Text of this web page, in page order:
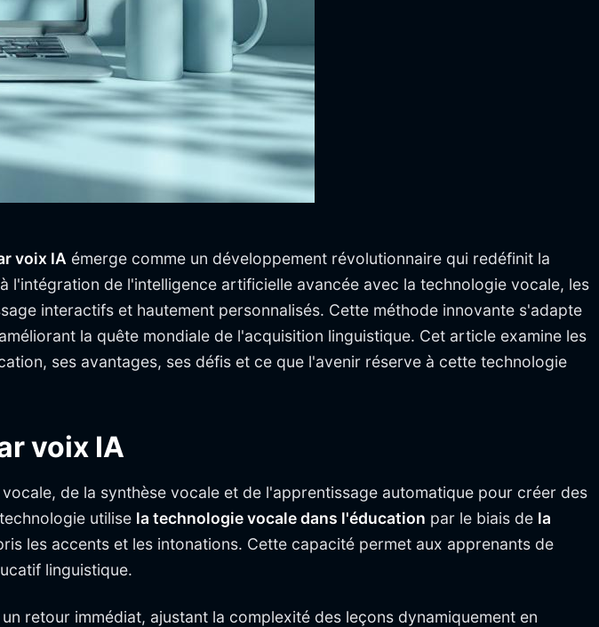
voix IA émerge comme un développement révolutionnaire qui redéfinit la
de l'intelligence artificielle avancée avec la technologie vocale, les
interactifs et hautement personnalisés. Cette méthode innovante s'adapte
la quête mondiale de l'acquisition linguistique. Cet article examine les
ses avantages, ses défis et ce que l'avenir réserve à cette technologie
voix IA
de la synthèse vocale et de l'apprentissage automatique pour créer des
utilise la technologie vocale dans l'éducation par le biais de la
les accents et les intonations. Cette capacité permet aux apprenants de
linguistique.
retour immédiat, ajustant la complexité des leçons dynamiquement en